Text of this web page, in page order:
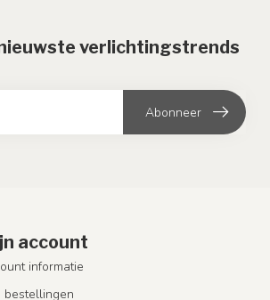
verlichtingstrends
Abonneer
account
informatie
bestellingen